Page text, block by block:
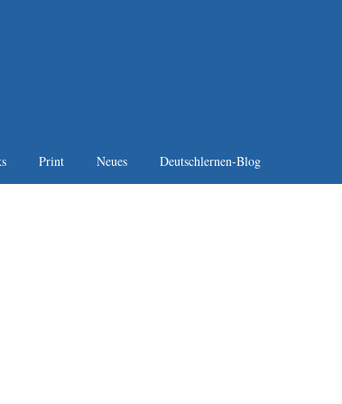
Print Neues Deutschlernen-Blog